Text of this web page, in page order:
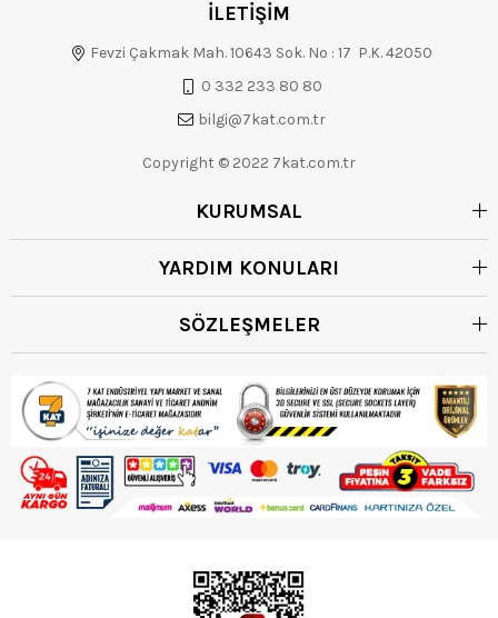
İLETİŞİM
Fevzi Çakmak Mah. 10643 Sok. No : 17 P.K. 42050
0 332 233 80 80
bilgi@7kat.com.tr
Copyright © 2022 7kat.com.tr
KURUMSAL
YARDIM KONULARI
SÖZLEŞMELER